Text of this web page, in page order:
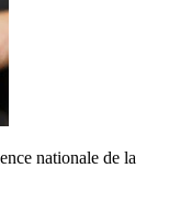
nationale de la